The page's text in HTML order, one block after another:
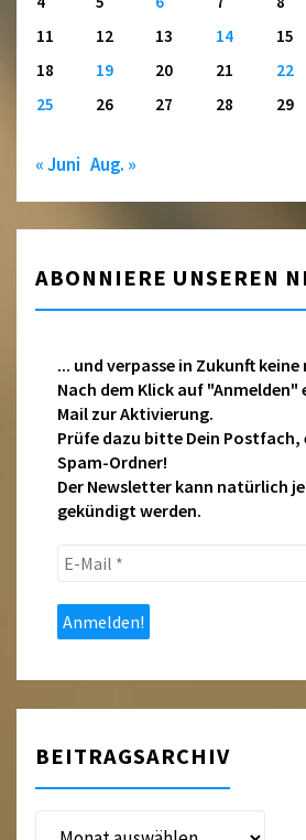
11
12 13 14 15
18
19 20 21 22
25
26 27 28 29
« Juni Aug. »
ABONNIERE UNSEREN
... und verpasse in Zukunft
Nach dem Klick auf "Anmelden"
Mail zur Aktivierung.
Prüfe dazu bitte Dein Postfach,
Spam-Ordner!
Der Newsletter kann natürlich
gekündigt werden.
E-
*
BEITRAGSARCHIV
Beitragsarchiv